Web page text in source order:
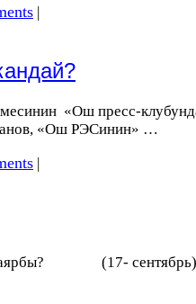
|
«Ош пресс-
«Ош РЭСинин» …
|
(17- сентябрь)